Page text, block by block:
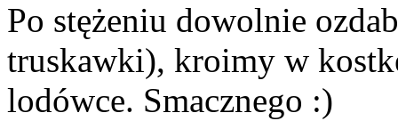
Po stężeniu dowolnie
truskawki), kroimy w
lodówce. Smacznego :)